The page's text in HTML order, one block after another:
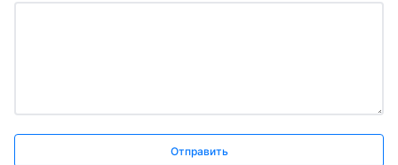
Отправить